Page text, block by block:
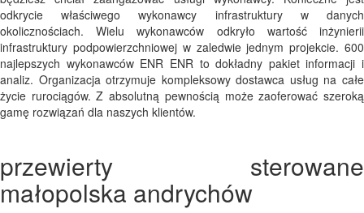
odkrycie właściwego wykonawcy infrastruktury w danych
okolicznościach. Wielu wykonawców odkryło wartość inżynierii
infrastruktury podpowierzchniowej w zaledwie jednym projekcie. 600
najlepszych wykonawców ENR ENR to dokładny pakiet informacji i
analiz. Organizacja otrzymuje kompleksowy dostawca usług na całe
życie rurociągów. Z absolutną pewnością może zaoferować szeroką
gamę rozwiązań dla naszych klientów.
przewierty sterowane
małopolska andrychów